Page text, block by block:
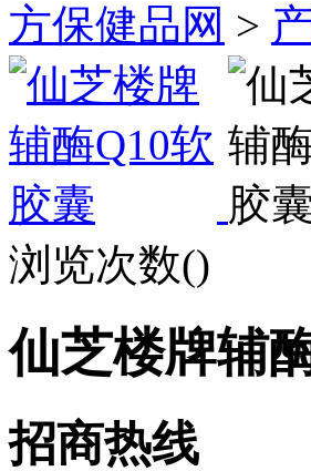
方保健品网 >
浏览次数()
仙芝楼牌辅
招商热线